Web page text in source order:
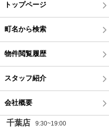
トップページ
町名から検索
物件閲覧履歴
スタッフ紹介
会社概要
千葉店 9:30~19:00